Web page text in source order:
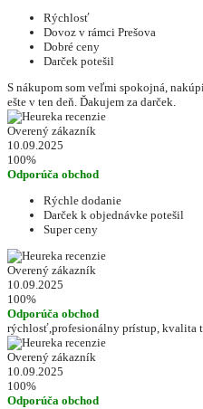
Rýchlosť
Dovoz v rámci Prešova
Dobré ceny
Darček potešil
S nákupom som veľmi spokojná,
ešte v ten deň. Ďakujem za darček.
Overený zákazník
10.09.2025
100%
Odporúča obchod
Rýchle dodanie
Darček k objednávke potešil
Super ceny
Overený zákazník
10.09.2025
100%
Odporúča obchod
rýchlosť,profesionálny prístup, kvalita
Overený zákazník
10.09.2025
100%
Odporúča obchod